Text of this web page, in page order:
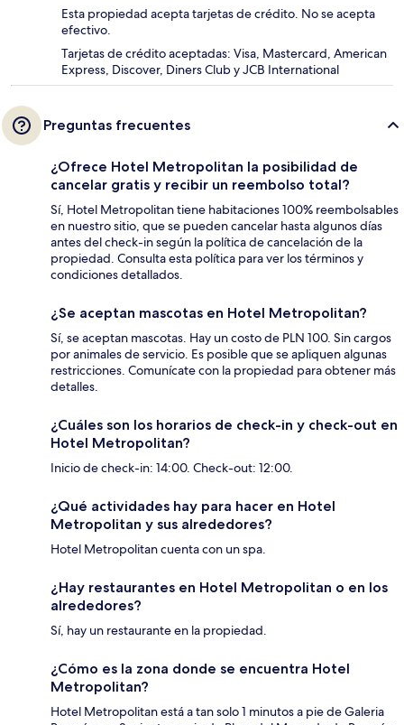
Esta propiedad acepta tarjetas de crédito. No se acepta
efectivo.
Tarjetas de crédito aceptadas: Visa, Mastercard, American
Express, Discover, Diners Club y JCB International
Preguntas frecuentes
¿Ofrece Hotel Metropolitan la posibilidad de
cancelar gratis y recibir un reembolso total?
Sí, Hotel Metropolitan tiene habitaciones 100% reembolsables
en nuestro sitio, que se pueden cancelar hasta algunos días
antes del check-in según la política de cancelación de la
propiedad. Consulta esta política para ver los términos y
condiciones detallados.
¿Se aceptan mascotas en Hotel Metropolitan?
Sí, se aceptan mascotas. Hay un costo de PLN 100. Sin cargos
por animales de servicio. Es posible que se apliquen algunas
restricciones. Comunícate con la propiedad para obtener más
detalles.
¿Cuáles son los horarios de check-in y check-out en
Hotel Metropolitan?
Inicio de check-in: 14:00. Check-out: 12:00.
¿Qué actividades hay para hacer en Hotel
Metropolitan y sus alrededores?
Hotel Metropolitan cuenta con un spa.
¿Hay restaurantes en Hotel Metropolitan o en los
alrededores?
Sí, hay un restaurante en la propiedad.
¿Cómo es la zona donde se encuentra Hotel
Metropolitan?
Hotel Metropolitan está a tan solo 1 minutos a pie de Galeria